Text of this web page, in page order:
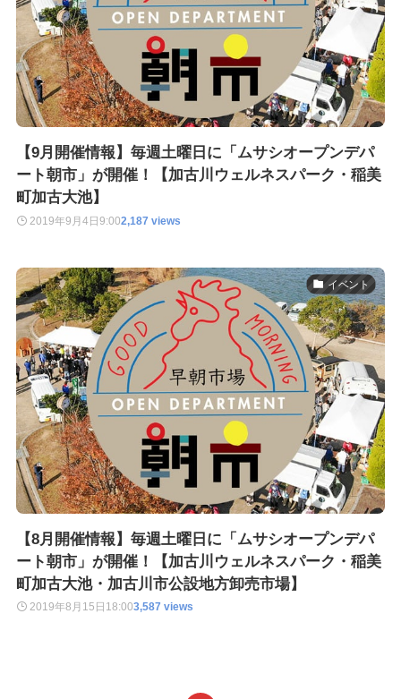
【9月開催情報】毎週土曜日に「ムサシオープンデパ
ート朝市」が開催！【加古川ウェルネスパーク・稲美
町加古大池】
2019年9月4日9:002,187 views
イベント
【8月開催情報】毎週土曜日に「ムサシオープンデパ
ート朝市」が開催！【加古川ウェルネスパーク・稲美
町加古大池・加古川市公設地方卸売市場】
2019年8月15日 18:003,587 views